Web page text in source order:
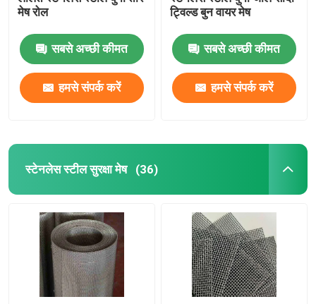
मेश डिमिस्टर
क्रिम्प्ड वायर मेष
मेष रोल
सबसे अच्छी कीमत
हमसे संपर्क करें
ट्विल्ड बुन वायर मेष
सबसे अच्छी कीमत
हमसे संपर्क करें
स्टेनलेस स्टील सुरक्षा मेष (36)